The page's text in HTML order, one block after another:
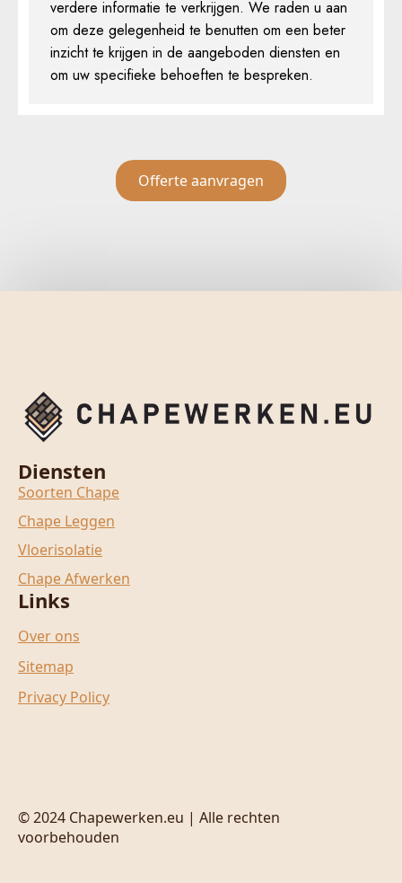
verdere informatie te verkrijgen. We raden u aan
om deze gelegenheid te benutten om een beter
inzicht te krijgen in de aangeboden diensten en
om uw specifieke behoeften te bespreken.
Offerte aanvragen
Diensten
Soorten Chape
Chape Leggen
Vloerisolatie
Chape Afwerken
Links
Over ons
Sitemap
Privacy Policy
© 2024 Chapewerken.eu | Alle rechten
voorbehouden